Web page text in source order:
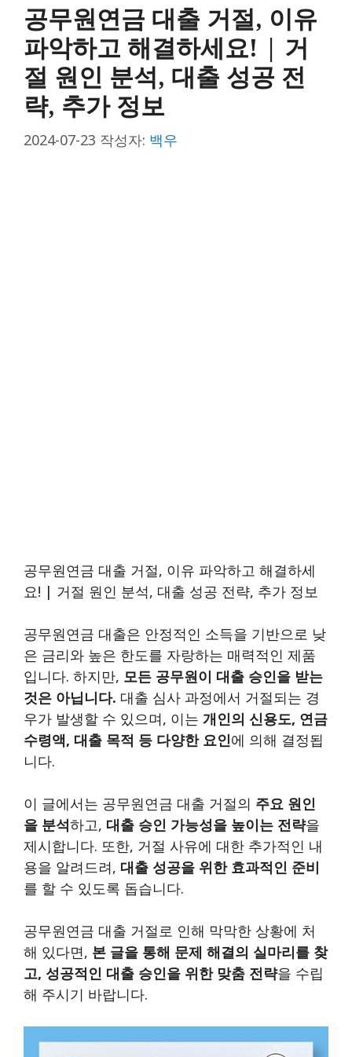
공무원연금 대출 거절, 이유
파악하고 해결하세요! | 거
절 원인 분석, 대출 성공 전
략, 추가 정보
2024-07-23 작성자: 백우
공무원연금 대출 거절, 이유 파악하고 해결하세
요! | 거절 원인 분석, 대출 성공 전략, 추가 정보
공무원연금 대출은 안정적인 소득을 기반으로 낮
은 금리와 높은 한도를 자랑하는 매력적인 제품
입니다. 하지만, 모든 공무원이 대출 승인을 받는
것은 아닙니다. 대출 심사 과정에서 거절되는 경
우가 발생할 수 있으며, 이는 개인의 신용도, 연금
수령액, 대출 목적 등 다양한 요인에 의해 결정됩
니다.
이 글에서는 공무원연금 대출 거절의 주요 원인
을 분석하고, 대출 승인 가능성을 높이는 전략을
제시합니다. 또한, 거절 사유에 대한 추가적인 내
용을 알려드려, 대출 성공을 위한 효과적인 준비
를 할 수 있도록 돕습니다.
공무원연금 대출 거절로 인해 막막한 상황에 처
해 있다면, 본 글을 통해 문제 해결의 실마리를 찾
고, 성공적인 대출 승인을 위한 맞춤 전략을 수립
해 주시기 바랍니다.